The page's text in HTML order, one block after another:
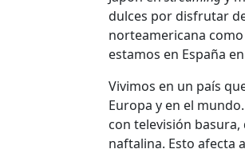
dulces por disfrutar
norteamericana
estamos en España en
Vivimos en un país
Europa y en el
con televisión
naftalina. Esto afecta